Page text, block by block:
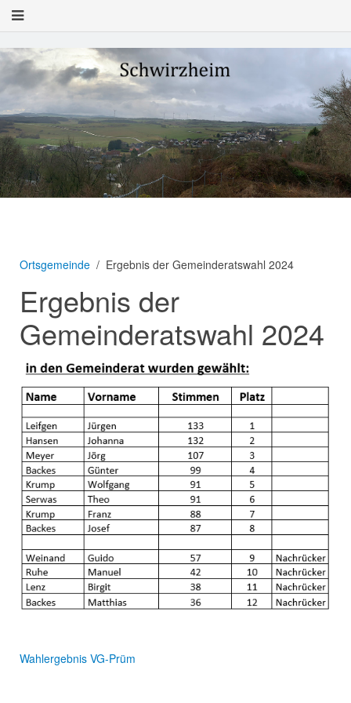
Ortsgemeinde Ergebnis der Gemeinderatswahl 2024
Ergebnis der
Gemeinderatswahl 2024
Wahlergebnis VG-Prüm